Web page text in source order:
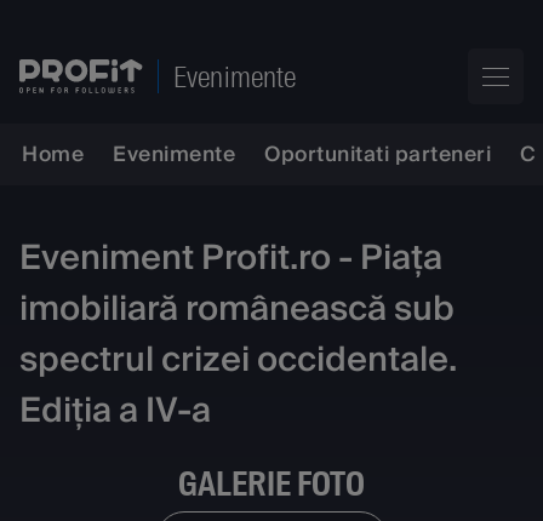
Evenimente
Home Evenimente Oportunitati parteneri
Eveniment Profit.ro - Piața
imobiliară românească sub
spectrul crizei occidentale.
Ediția a IV-a
GALERIE FOTO